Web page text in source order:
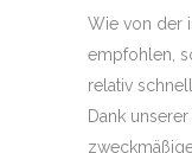
Wie von der
empfohlen,
relativ
Dank